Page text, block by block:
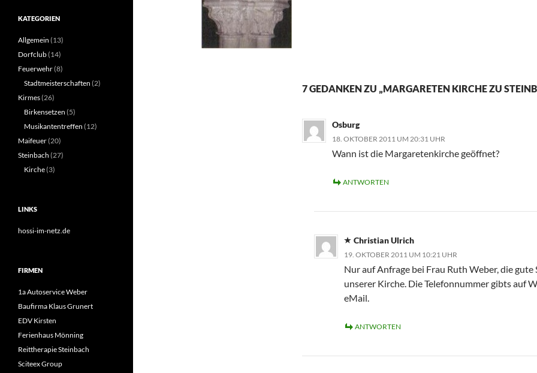
7 GEDANKEN ZU „MARGARETEN KIRCHE ZU
Osburg
18. OKTOBER 2011 UM 20:31 UHR
Wann ist die Margaretenkirche geöffnet?
ANTWORTEN
Christian Ulrich
19. OKTOBER 2011 UM 10:21 UHR
Nur auf Anfrage bei Frau Ruth Weber, die gute
unserer Kirche. Die Telefonnummer gibts auf
eMail.
ANTWORTEN
KATEGORIEN
Allgemein (13)
Dorfclub(14)
Feuerwehr(8)
Stadtmeisterschaften (2)
Kirmes(26)
Birkensetzen (5)
Musikantentreffen (12)
Maifeuer(20)
Steinbach (27)
Kirche(3)
LINKS
hossi-im-netz.de
FIRMEN
1a Autoservice Weber
Baufirma Klaus Grunert
EDV Kirsten
Ferienhaus Mönning
Reittherapie Steinbach
Sciteex Group